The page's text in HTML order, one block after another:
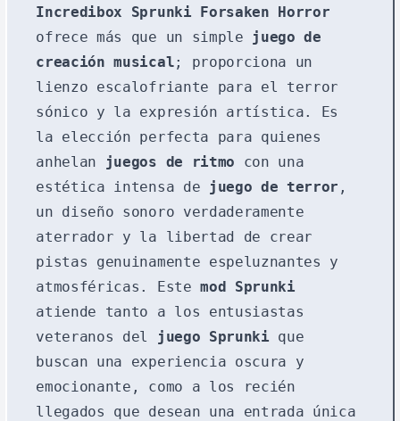
Incredibox Sprunki Forsaken Horror
ofrece más que un simple juego de
creación musical; proporciona un
lienzo escalofriante para el terror
sónico y la expresión artística. Es
la elección perfecta para quienes
anhelan
juegos de ritmo con una
estética intensa de
juego de terror ,
un diseño sonoro verdaderamente
aterrador y la libertad de crear
pistas genuinamente espeluznantes y
atmosféricas. Estemod Sprunki
atiende tanto a los entusiastas
veteranos del
juego Sprunki que
buscan una experiencia oscura y
emocionante, como a los recién
llegados que desean una entrada única